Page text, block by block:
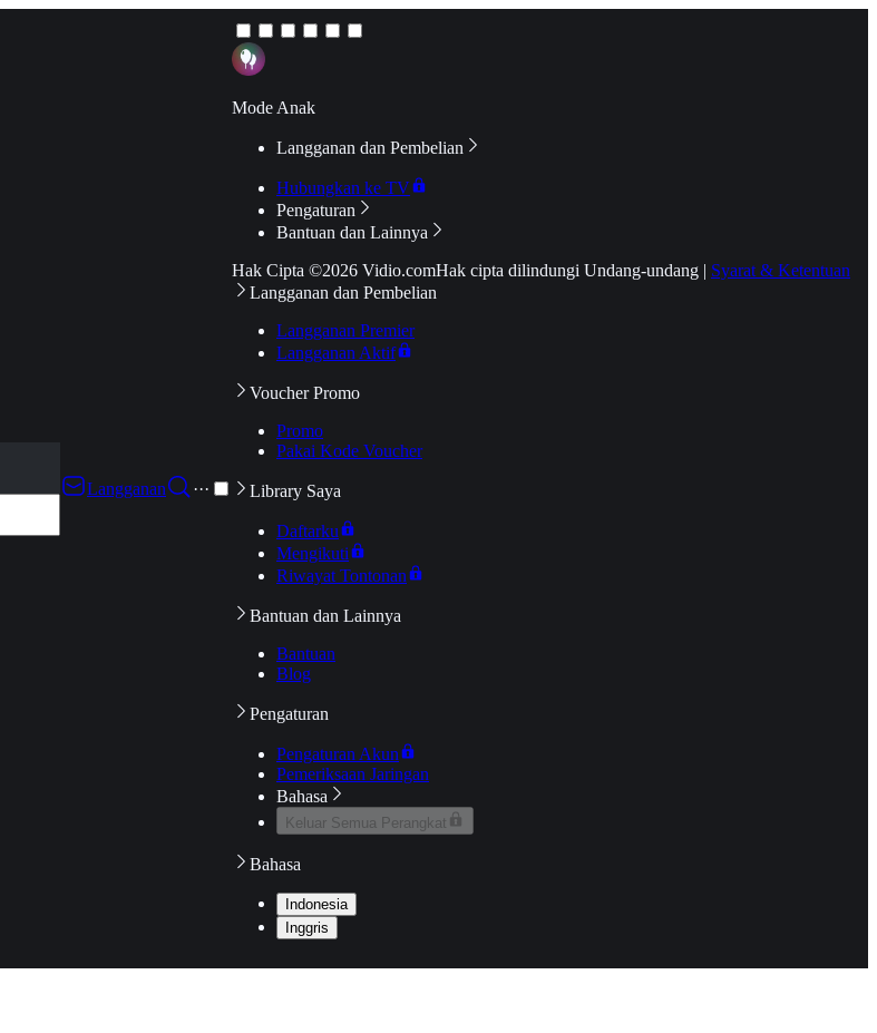
Langganan
···
Mode Anak
Langganan dan Pembelian
Hubungkan ke TV
Pengaturan
Bantuan dan Lainnya
Hak Cipta ©2026 Vidio.comHak cipta dilindungi Undang-undang | Syarat & Ketentuan
Langganan dan Pembelian
Langganan Premier
Langganan Aktif
Voucher Promo
Promo
Pakai Kode Voucher
Library Saya
Daftarku
Mengikuti
Riwayat Tontonan
Bantuan dan Lainnya
Bantuan
Blog
Pengaturan
Pengaturan Akun
Pemeriksaan Jaringan
Bahasa
Keluar Semua Perangkat
Bahasa
Indonesia
Inggris